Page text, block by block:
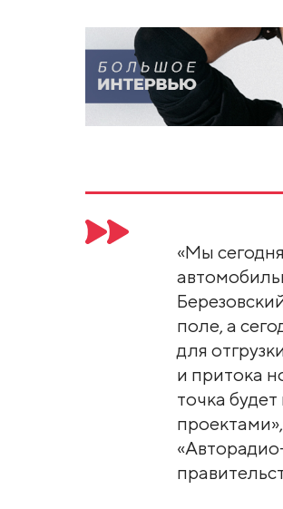
«Мы
поле, а
для
и притока
точка